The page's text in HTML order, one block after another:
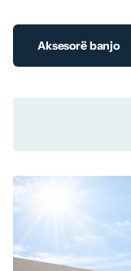
Aksesorë banjo